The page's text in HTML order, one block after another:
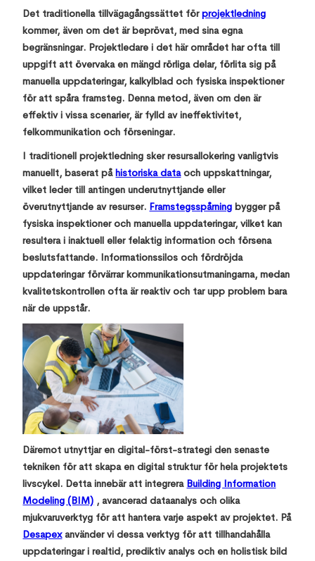
Det traditionella tillvägagångssättet förprojektledning
kommer, även om det är beprövat, med sina egna
begränsningar. Projektledare i det här området har ofta till
uppgift att övervaka en mängd rörliga delar, förlita sig på
manuella uppdateringar, kalkylblad och fysiska inspektioner
för att spåra framsteg. Denna metod, även om den är
effektiv i vissa scenarier, är fylld av ineffektivitet,
felkommunikation och förseningar.
I traditionell projektledning sker resursallokering vanligtvis
manuellt, baserat påhistoriska dataoch uppskattningar,
vilket leder till antingen underutnyttjande eller
överutnyttjande av resurser. Framstegsspårning bygger på
fysiska inspektioner och manuella uppdateringar, vilket kan
resultera i inaktuell eller felaktig information och försena
beslutsfattande. Informationssilos och fördröjda
uppdateringar förvärrar kommunikationsutmaningarna, medan
kvalitetskontrollen ofta är reaktiv och tar upp problem bara
när de uppstår.
Däremot utnyttjar en digital-först-strategi den senaste
tekniken för att skapa en digital struktur för hela projektets
livscykel. Detta innebär att integrera Building Information
Modeling (BIM) , avancerad dataanalys och olika
mjukvaruverktyg för att hantera varje aspekt av projektet. På
Desapexanvänder vi dessa verktyg för att tillhandahålla
uppdateringar i realtid, prediktiv analys och en holistisk bild